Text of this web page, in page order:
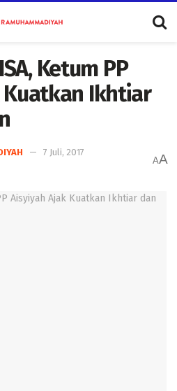
Ketum PP
Kuatkan Ikhtiar
7 Juli, 2017
AA